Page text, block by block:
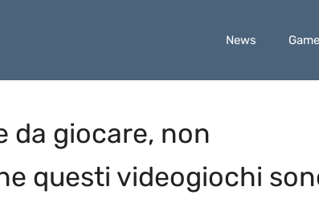
News
da giocare, non
questi videogiochi